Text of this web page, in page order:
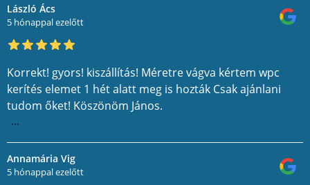
László Ács
5 hónappal ezelőtt
Korrekt! gyors! kiszállítás! Méretre vágva kértem wpc
kerítés elemet 1 hét alatt meg is hozták Csak ajánlani
tudom őket! Köszönöm János.
...
Annamária Vig
5 hónappal ezelőtt